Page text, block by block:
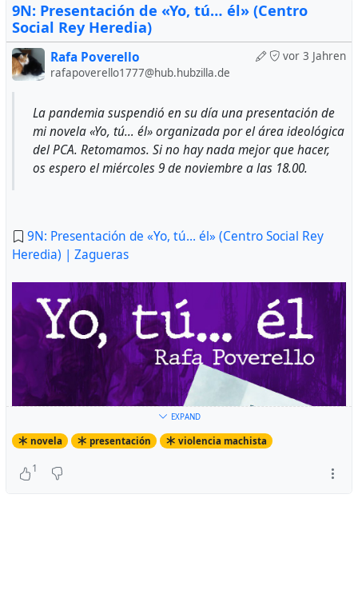
9N: Presentación de «Yo, tú… él» (Centro
Social Rey Heredia)
vor 3 Jahren
Rafa Poverello
rafapoverello1777@hub.hubzilla.de
La pandemia suspendió en su día una presentación de
mi novela «Yo, tú… él» organizada por el área ideológica
del PCA. Retomamos. Si no hay nada mejor que hacer,
os espero el miércoles 9 de noviembre a las 18.00.
9N: Presentación de «Yo, tú… él» (Centro Social Rey
Heredia) | Zagueras
EXPAND
novela presentación violencia machista
1